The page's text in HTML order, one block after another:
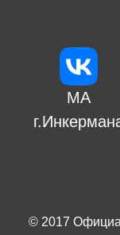
МА
© 2017